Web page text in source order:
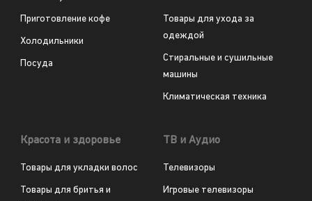
Приготовление кофе
Холодильники
Посуда
Товары для ухода за
одеждой
Стиральные и сушильные
машины
Климатическая техника
Красота и здоровье
Товары для укладки волос
Товары для бритья и
ТВ и Аудио
Телевизоры
Игровые телевизоры